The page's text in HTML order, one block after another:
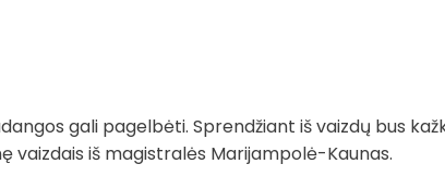
gali pagelbėti. Sprendžiant iš vaizdų bus
vaizdais iš magistralės Marijampolė-Kaunas.